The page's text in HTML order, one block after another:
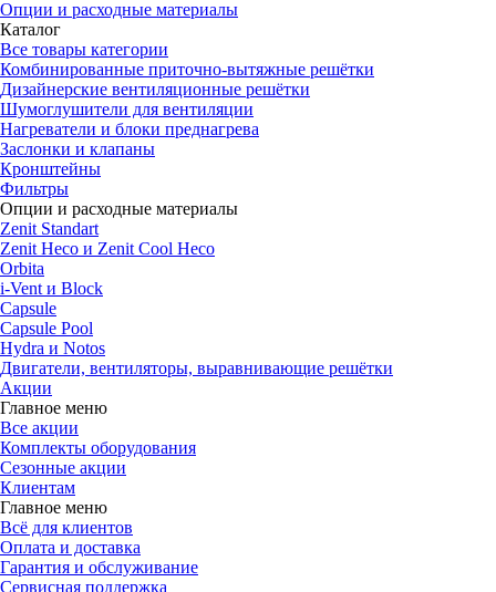
Опции и расходные материалы
Каталог
Все товары категории
Комбинированные приточно-вытяжные решётки
Дизайнерские вентиляционные решётки
Шумоглушители для вентиляции
Нагреватели и блоки преднагрева
Заслонки и клапаны
Кронштейны
Фильтры
Опции и расходные материалы
Zenit Standart
Zenit Heco и Zenit Cool Heco
Orbita
i-Vent и Block
Capsule
Capsule Pool
Hydra и Notos
Двигатели, вентиляторы, выравнивающие решётки
Акции
Главное меню
Все акции
Комплекты оборудования
Сезонные акции
Клиентам
Главное меню
Всё для клиентов
Оплата и доставка
Гарантия и обслуживание
Сервисная поддержка